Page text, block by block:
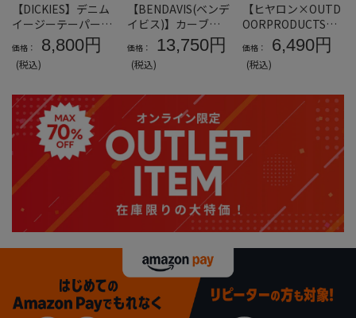
【DICKIES】デニム
イージーテーパード
パンツ＊カタログ商
品
価格： 8,800円
(税込)
【BENDAVIS(ベンデ
イビス)】カーブバ
ギーワークパンツ＊
カタログ商品
価格： 13,750円
(税込)
【ヒヤロン×OUTD
OORPRODUCTS】
接触冷感カーゴクロ
ップドパンツ＊カタ
ログ商品
価格： 6,490円
(税込)